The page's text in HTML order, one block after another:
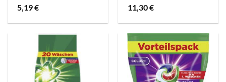
5,19€
11,30€